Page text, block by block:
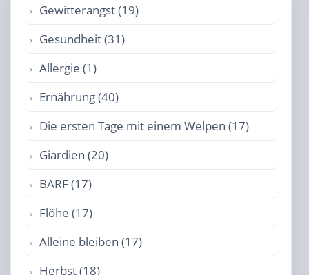
Gewitterangst (19)
Gesundheit (31)
Allergie (1)
Ernährung (40)
Die ersten Tage mit einem Welpen (17)
Giardien (20)
BARF (17)
Flöhe (17)
Alleine bleiben (17)
Herbst (18)